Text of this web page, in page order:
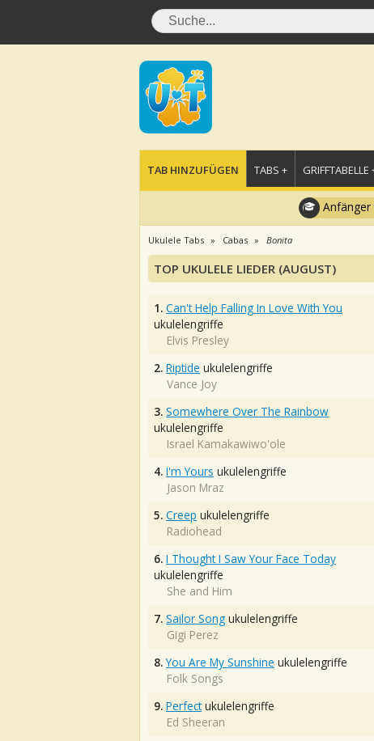
TAB HINZUFÜGEN TABS + GRIFFTABELLE
Anfänger
Ukulele Tabs Cabas Bonita
TOP UKULELE LIEDER (AUGUST)
1. Can't Help Falling In Love With You
ukulelengriffe
Elvis Presley
2. Riptide ukulelengriffe
Vance Joy
3. Somewhere Over The Rainbow
ukulelengriffe
Israel Kamakawiwo'ole
4. I'm Yours ukulelengriffe
Jason Mraz
5. Creep ukulelengriffe
Radiohead
6. I Thought I Saw Your Face Today
ukulelengriffe
She and Him
7. Sailor Song ukulelengriffe
Gigi Perez
8. You Are My Sunshine ukulelengriffe
Folk Songs
9. Perfectukulelengriffe
Ed Sheeran